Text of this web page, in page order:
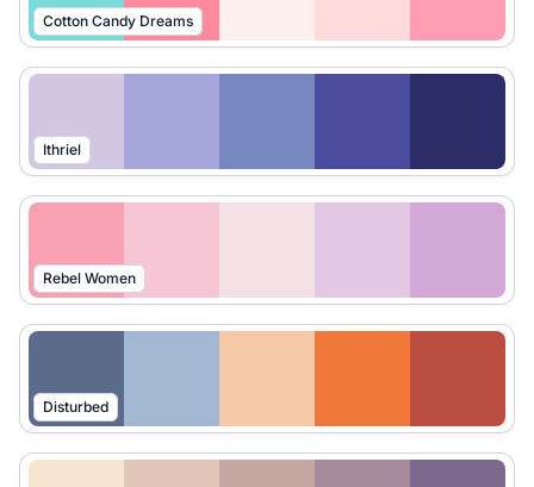
Cotton Candy Dreams
Ithriel
Rebel Women
Disturbed